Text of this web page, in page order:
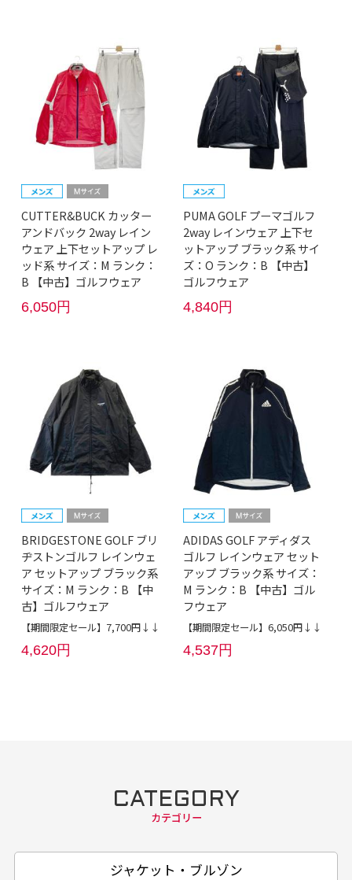
CUTTER&BUCK カッター
アンドバック 2way レイン
ウェア 上下セットアップ レ
ッド系 サイズ：M ランク：
B 【中古】ゴルフウェア
6,050円
PUMA GOLF プーマゴルフ
2way レインウェア 上下セ
ットアップ ブラック系 サイ
ズ：O ランク：B 【中古】
ゴルフウェア
4,840円
BRIDGESTONE GOLF ブリ
ヂストンゴルフ レインウェ
ア セットアップ ブラック系
サイズ：M ランク：B 【中
古】ゴルフウェア
【期間限定セール】7,700円↓↓
4,620円
ADIDAS GOLF アディダス
ゴルフ レインウェア セット
アップ ブラック系 サイズ：
M ランク：B 【中古】ゴル
フウェア
【期間限定セール】6,050円↓↓
4,537円
CATEGORY
カテゴリー
ジャケット・ブルゾン